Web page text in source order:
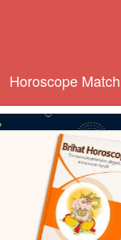
Horoscope